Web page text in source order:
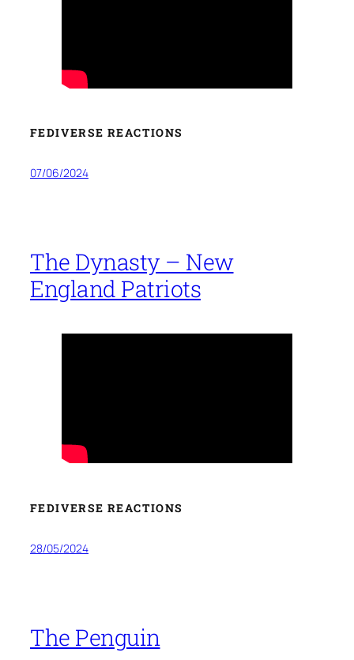
FEDIVERSE REACTIONS
07/06/2024
The Dynasty – New
England Patriots
FEDIVERSE REACTIONS
28/05/2024
The Penguin